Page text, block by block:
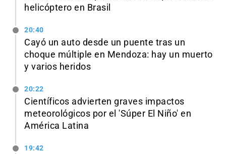
helicóptero en Brasil
20:40
Cayó un auto desde un puente tras un
choque múltiple en Mendoza: hay un muerto
y varios heridos
20:22
Científicos advierten graves impactos
meteorológicos por el 'Súper El Niño' en
América Latina
19:42